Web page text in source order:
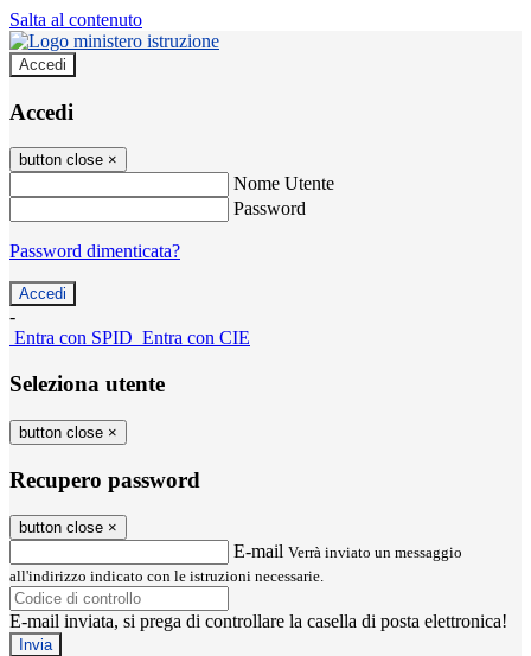
Salta al contenuto
Accedi
Accedi
button close ×
Nome Utente
Password
Password dimenticata?
-
Entra con SPID Entra con CIE
Seleziona utente
button close ×
Recupero password
button close ×
E-mail Verrà inviato un messaggio
all'indirizzo indicato con le istruzioni necessarie.
E-mail inviata, si prega di controllare la casella di posta elettronica!